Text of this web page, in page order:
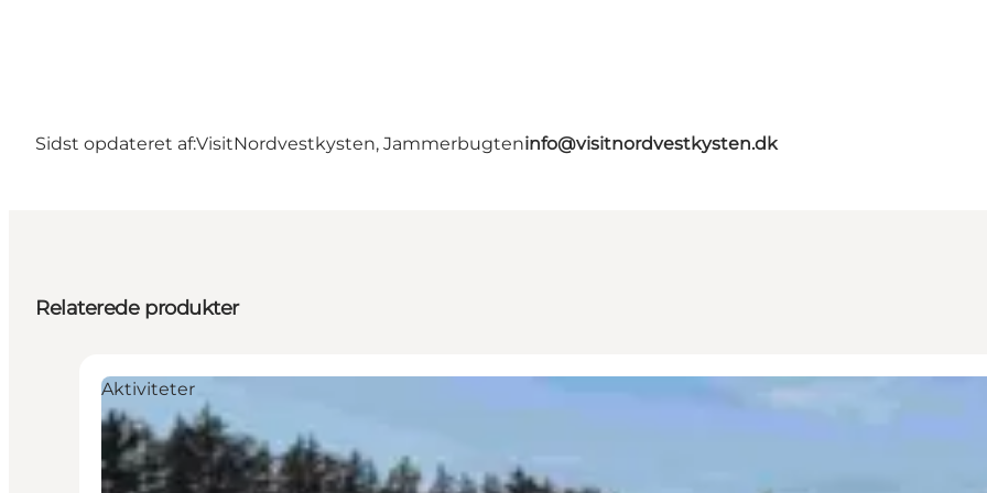
Sidst opdateret af:VisitNordvestkysten, Jammerbugteninfo@visitnordvestkysten.dk
Relaterede produkter
Aktiviteter